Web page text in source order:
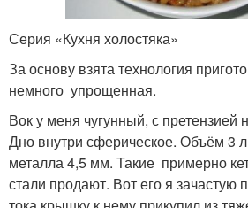
Серия «Кухня холостяка»
За основу взята технология
немного упрощенная.
Вок у меня чугунный, с претензией
Дно внутри сферическое. Объём 3
металла 4,5 мм. Такие примерно
стали продают. Вот его я зачастую